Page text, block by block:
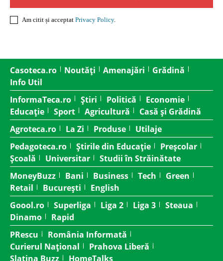
Am citit și acceptat Privacy Policy.
Casoteca.ro Noutăți Amenajări
Grădină
Info Util
InformaTeca.ro
Știri Politică
Economie
Educație
Sport Agricultură
Casă și Grădină
Agroteca.ro
La Zi Produse
Utilaje
Pedagoteca.ro
Știrile din Educație
Preșcolar
Școală
Universitar
Studii în Străinătate
MoneyBuzz
Bani Business Tech
Green
Retail
București
English
Goool.ro
Superliga Liga 2 Liga 3
Steaua
Dinamo
Rapid
PRescu
România Informată
Curierul Național
Prahova Liberă
Slatina Buzz
HomeTalks